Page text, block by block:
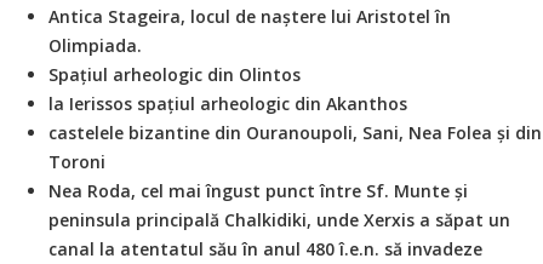
Antica Stageira, locul de naștere lui Aristotel în
Olimpiada.
Spațiul arheologic din Olintos
la Ierissos spațiul arheologic din Akanthos
castelele bizantine din Ouranoupoli, Sani, Nea Folea și din
Toroni
Nea Roda, cel mai îngust punct între Sf. Munte și
peninsula principală Chalkidiki, unde Xerxis a săpat un
canal la atentatul său în anul 480 î.e.n. să invadeze